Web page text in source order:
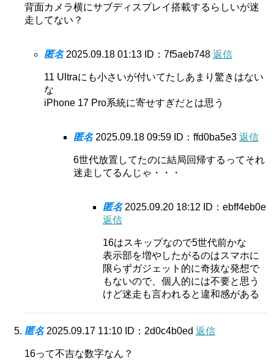
背面カメラ横にサブディスプレイ搭載するらしいが迷
走してない？
匿名 2025.09.18 01:13 ID：7f5aeb748 返信
11 Ultraにも小さいが付いてたしあまり驚きはない
な
iPhone 17 Pro系統に寄せすぎだとは思う
匿名 2025.09.18 09:59 ID：ffd0ba5e3 返信
6世代放置してたのに結局回帰するってそれ
迷走してるんじゃ・・・
匿名 2025.09.20 18:12
ID：ebff4eb0e
返信
16はスキップなので5世代前かな
表示部を増やしたがるのはスマホに
限らずガジェット的に奇抜な発想で
もないので、個人的には不要と思う
けど迷走も言われると違和感がある
匿名 2025.09.17 11:10 ID：2d0c4b0ed 返信
16って不吉な数字なん？